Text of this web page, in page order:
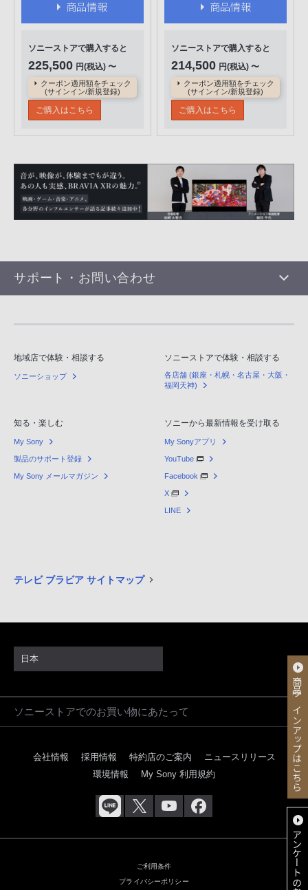
商品ラインアップはこちら
アンケートのお願い
商品情報
ソニーストアで購入すると
225,500 円(税込) 〜
クーポン適用額をチェック
(サインイン/新規登録)
ご購入はこちら
商品情報
ソニーストアで購入すると
214,500 円(税込) 〜
クーポン適用額をチェック
(サインイン/新規登録)
ご購入はこちら
サポート・お問い合わせ
地域店で体験・相談する
ソニーショップ
ソニーストアで体験・相談する
各店舗 (銀座・札幌・名古屋・大阪・
福岡天神)
知る・楽しむ
My Sony
製品のサポート登録
My Sony メールマガジン
ソニーから最新情報を受け取る
My Sonyアプリ
YouTube
Facebook
X
LINE
テレビ ブラビア サイトマップ
日本
ソニーストアでのお買い物にあたって
会社情報 採用情報 特約店のご案内
ニュースリリース
環境情報
My Sony 利用規約
ご利用条件
プライバシーポリシー